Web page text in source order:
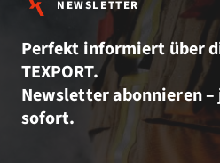
NEWSLETTER
Perfekt informiert über
TEXPORT.
Newsletter abonnieren
sofort.